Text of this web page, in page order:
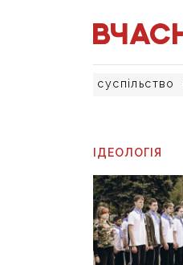
суспільство
ІДЕОЛОГІЯ